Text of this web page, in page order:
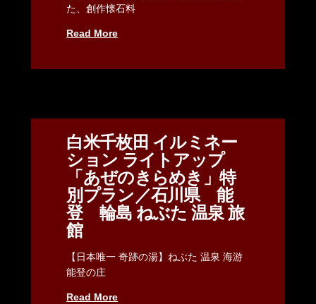
た、創作懐石料
Read More
白米千枚田 イルミネー
ション ライトアップ
「あぜのきらめき」特
別プラン／石川県 能
登 輪島 ねぶた 温泉 旅
館
【日本唯一 奇跡の湯】ねぶた 温泉 海游
能登の庄
Read More